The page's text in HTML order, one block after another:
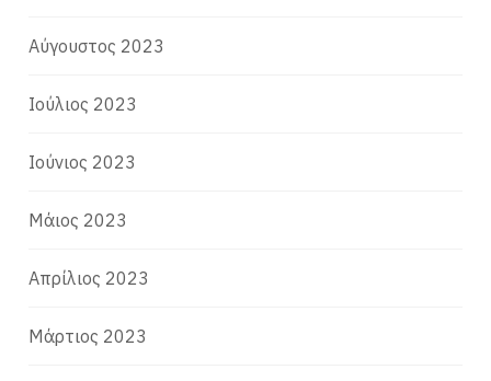
Αύγουστος 2023
Ιούλιος 2023
Ιούνιος 2023
Μάιος 2023
Απρίλιος 2023
Μάρτιος 2023